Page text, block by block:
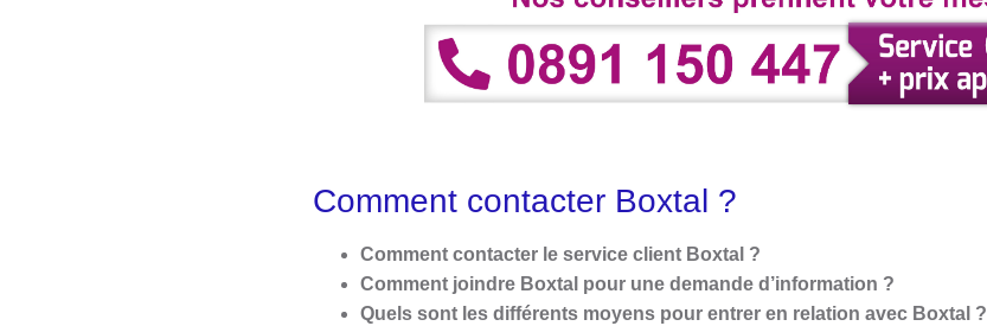
Comment contacter Boxtal ?
Comment contacter le service client Boxtal ?
Comment joindre Boxtal pour une demande d’information ?
Quels sont les différents moyens pour entrer en relation avec Boxtal ?